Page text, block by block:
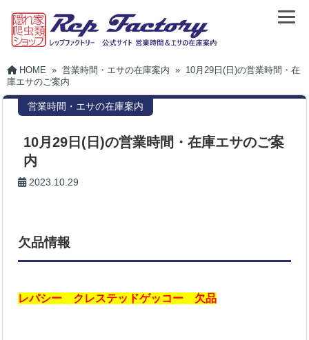
HOME » 営業時間・エサの在庫案内 » 10月29日(日)の営業時間・在
庫エサのご案内
営業時間・エサの在庫案内
10月29日(日)の営業時間・在庫エサのご案
内
2023.10.29
欠品情報
レパシー クレステッドゲッコー 欠品